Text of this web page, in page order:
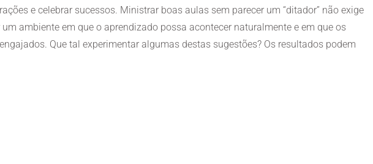
e celebrar sucessos. Ministrar boas aulas sem parecer um “ditador” não exige
ambiente em que o aprendizado possa acontecer naturalmente e em que os
Que tal experimentar algumas destas sugestões? Os resultados podem